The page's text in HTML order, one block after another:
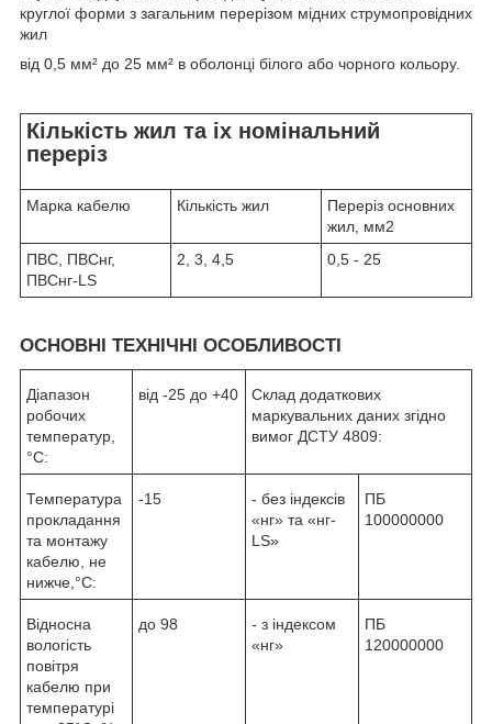
круглої форми з загальним перерізом мідних струмопровідних
жил
від 0,5 мм² до 25 мм² в оболонці білого або чорного кольору.
Кількість жил та іх номінальний
переріз
Марка кабелю Кількість жил
Переріз основних
жил, мм2
ПВС, ПВСнг,
ПВСнг-LS
2, 3, 4,5 0,5 - 25
ОСНОВНІ ТЕХНІЧНІ ОСОБЛИВОСТІ
Діапазон
робочих
температур,
°С:
від -25 до +40
Склад додаткових
маркувальних даних згідно
вимог ДСТУ 4809:
Температура
прокладання
та монтажу
кабелю, не
нижче,°С:
-15
- без індексів
«нг» та «нг-
LS»
ПБ
100000000
Відносна
вологість
повітря
кабелю при
температурі
до 98
- з індексом
«нг»
ПБ
120000000